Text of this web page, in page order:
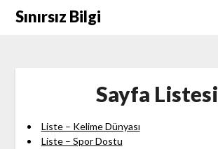
SkipSınırsız Bilgi
Sayfa Listesi
Liste – Kelime Dünyası
Liste – Spor Dostu